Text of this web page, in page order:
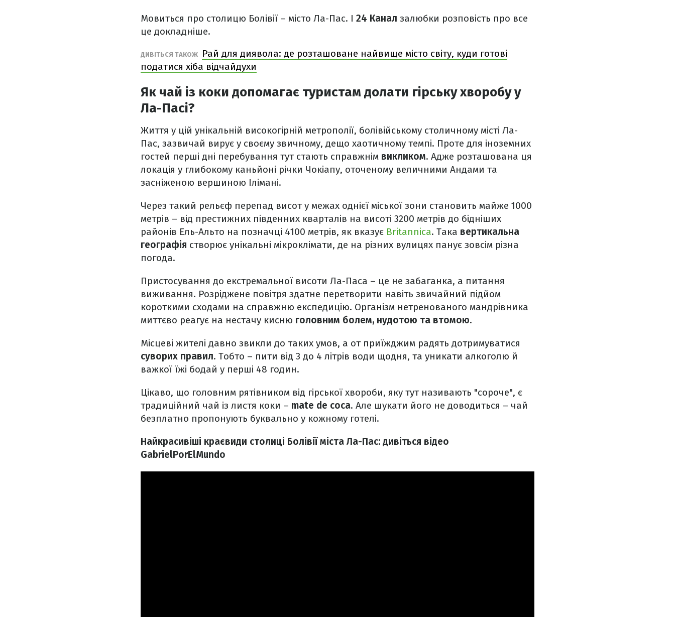
Мовиться про столицю Болівії – місто Ла-Пас. І 24 Канал залюбки розповість про все
це докладніше.
ДИВІТЬСЯ ТАКОЖ
Рай для диявола: де розташоване найвище місто світу, куди готові
податися хіба відчайдухи
Як чай із коки допомагає туристам долати гірську хворобу у
Ла-Пасі?
Життя у цій унікальній високогірній метрополії, болівійському столичному місті Ла-
Пас, зазвичай вирує у своєму звичному, дещо хаотичному темпі. Проте для іноземних
гостей перші дні перебування тут стають справжнім викликом. Адже розташована ця
локація у глибокому каньйоні річки Чокіапу, оточеному величними Андами та
засніженою вершиною Ілімані.
Через такий рельєф перепад висот у межах однієї міської зони становить майже 1000
метрів – від престижних південних кварталів на висоті 3200 метрів до бідніших
районів Ель-Альто на позначці 4100 метрів, як вказує Britannica. Така вертикальна
географія створює унікальні мікроклімати, де на різних вулицях панує зовсім різна
погода.
Пристосування до екстремальної висоти Ла-Паса – це не забаганка, а питання
виживання. Розріджене повітря здатне перетворити навіть звичайний підйом
короткими сходами на справжню експедицію. Організм нетренованого мандрівника
миттєво реагує на нестачу кисню головним болем, нудотою та втомою.
Місцеві жителі давно звикли до таких умов, а от приїжджим радять дотримуватися
суворих правил. Тобто – пити від 3 до 4 літрів води щодня, та уникати алкоголю й
важкої їжі бодай у перші 48 годин.
Цікаво, що головним рятівником від гірської хвороби, яку тут називають "сороче", є
традиційний чай із листя коки – mate de coca. Але шукати його не доводиться – чай
безплатно пропонують буквально у кожному готелі.
Найкрасивіші краєвиди столиці Болівії міста Ла-Пас: дивіться відео
GabrielPorElMundo